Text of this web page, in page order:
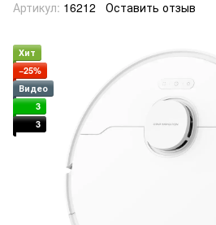
Артикул: 16212 Оставить отзыв
Хит
−25%
Видео
3
3